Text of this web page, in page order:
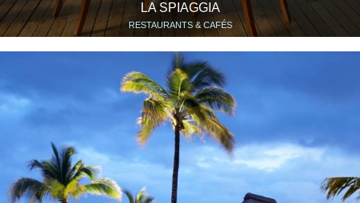
LA SPIAGGIA
RESTAURANTS & CAFÉS